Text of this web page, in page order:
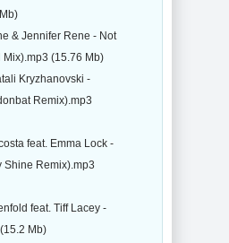
& Jennifer Rene - Not
Mix).mp3 (15.76 Mb)
Kryzhanovski -
Remix).mp3
feat. Emma Lock -
Shine Remix).mp3
feat. Tiff Lacey -
Mb)